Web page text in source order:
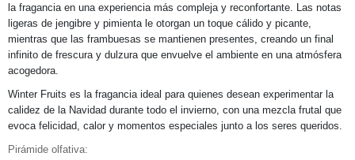
la fragancia en una experiencia más compleja y reconfortante. Las notas
ligeras de jengibre y pimienta le otorgan un toque cálido y picante,
mientras que las frambuesas se mantienen presentes, creando un final
infinito de frescura y dulzura que envuelve el ambiente en una atmósfera
acogedora.
Winter Fruits es la fragancia ideal para quienes desean experimentar la
calidez de la Navidad durante todo el invierno, con una mezcla frutal que
evoca felicidad, calor y momentos especiales junto a los seres queridos.
Pirámide olfativa: